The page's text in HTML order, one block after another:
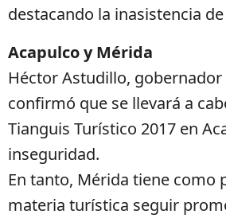
destacando la inasistencia
Acapulco y Mérida
Héctor Astudillo,
confirmó que se llevará a
Tianguis Turístico 2017 en
inseguridad.
En tanto, Mérida tiene como
materia turística seguir